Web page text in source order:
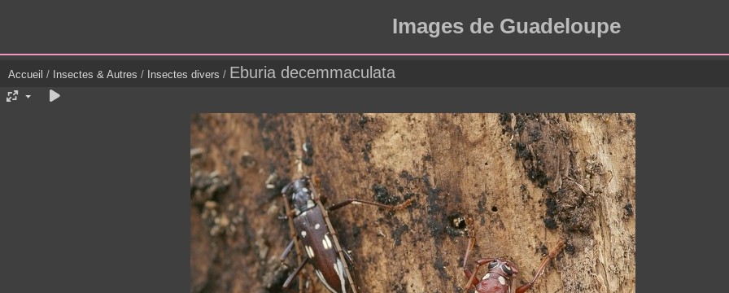
Images de Guadeloupe
Accueil / Insectes & Autres / Insectes divers / Eburia decemmaculata